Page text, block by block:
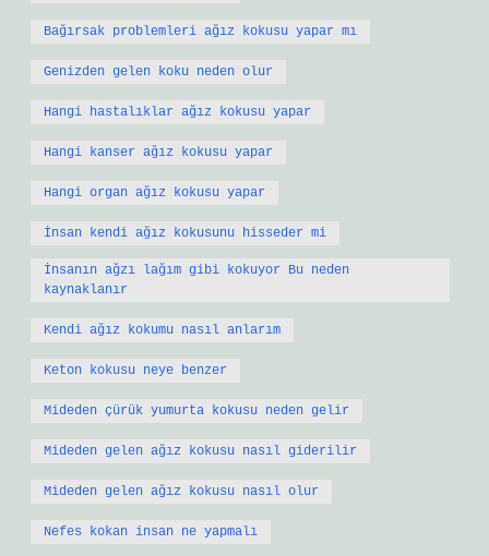
Bağırsak problemleri ağız kokusu yapar mı
Genizden gelen koku neden olur
Hangi hastalıklar ağız kokusu yapar
Hangi kanser ağız kokusu yapar
Hangi organ ağız kokusu yapar
İnsan kendi ağız kokusunu hisseder mi
İnsanın ağzı lağım gibi kokuyor Bu neden
kaynaklanır
Kendi ağız kokumu nasıl anlarım
Keton kokusu neye benzer
Mideden çürük yumurta kokusu neden gelir
Mideden gelen ağız kokusu nasıl giderilir
Mideden gelen ağız kokusu nasıl olur
Nefes kokan insan ne yapmalı